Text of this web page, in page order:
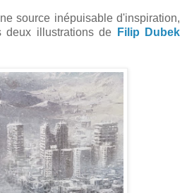
source inépuisable d'inspiration,
deux illustrations de
Filip Dubek